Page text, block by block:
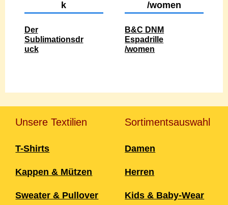
Der
Sublimationsdr
uck
B&C DNM
Espadrille
/women
Unsere Textilien
T-Shirts
Kappen & Mützen
Sweater & Pullover
Sortimentsauswahl
Damen
Herren
Kids & Baby-Wear